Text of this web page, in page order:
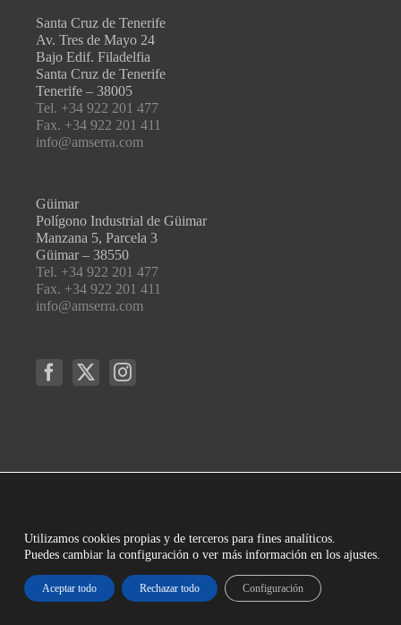
Santa Cruz de Tenerife
Av. Tres de Mayo 24
Bajo Edif. Filadelfia
Santa Cruz de Tenerife
Tenerife – 38005
Tel. +34 922 201 477
Fax. +34 922 201 411
info@amserra.com
Güimar
Polígono Industrial de Güimar
Manzana 5, Parcela 3
Güimar – 38550
Tel. +34 922 201 477
Fax. +34 922 201 411
info@amserra.com
Utilizamos cookies propias y de terceros para fines analíticos.
Puedes cambiar la configuración o ver más información en los ajustes.
Aceptar todo Rechazar todo Configuración